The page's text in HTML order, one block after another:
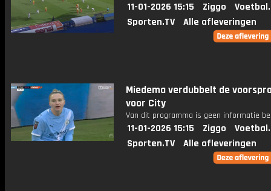
11-01-2026 15:15 Ziggo
Sporten.TV
Alle afleveringen
Miedema verdubbelt de
voor City
Van dit programma is geen informatie
11-01-2026 15:15 Ziggo
Sporten.TV
Alle afleveringen